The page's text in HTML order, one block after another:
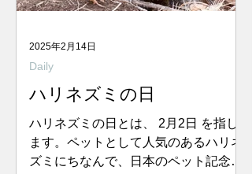
ハリネズミの日
ハリネズミの日とは、 2月2日 を指し
ます。ペットとして人気のあるハリネ
ズミにちなんで、日本のペット記念日
Daily
2025年2月14日